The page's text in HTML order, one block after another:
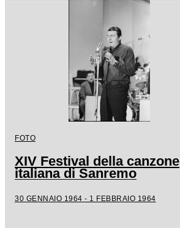
FOTO
XIV Festival della canzone
italiana di Sanremo
30 GENNAIO 1964 - 1 FEBBRAIO 1964